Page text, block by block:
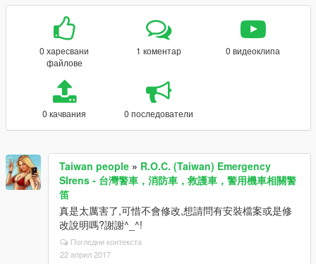
0 харесвани
файлове
1 коментар 0 видеоклипа
0 качвания 0 последователи
Taiwan people » R.O.C. (Taiwan) Emergency
SIrens - 台灣警車，消防車，救護車，警用機車相關警
笛
真是太厲害了,可惜不會修改,想請問有安裝檔案或是修
改說明嗎?謝謝^_^!
Погледни контекста
22 април 2017